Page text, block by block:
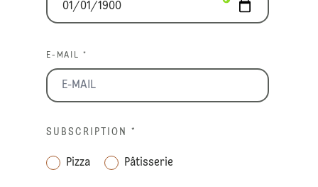
E-MAIL *
SUBSCRIPTION *
Pizza Pâtisserie